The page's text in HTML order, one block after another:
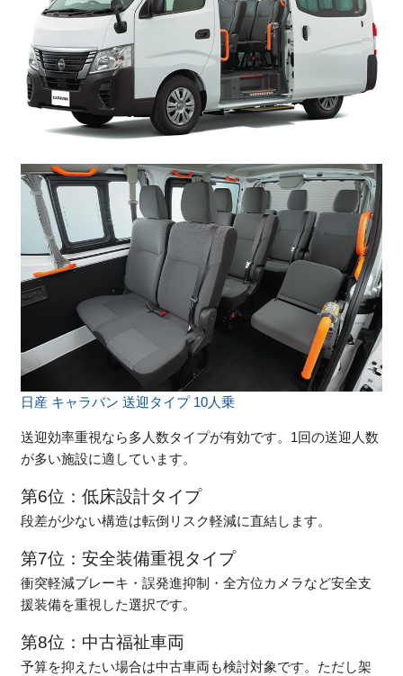
日産 キャラバン 送迎タイプ 10人乗
送迎効率重視なら多人数タイプが有効です。1回の送迎人数
が多い施設に適しています。
第6位：低床設計タイプ
段差が少ない構造は転倒リスク軽減に直結します。
第7位：安全装備重視タイプ
衝突軽減ブレーキ・誤発進抑制・全方位カメラなど安全支
援装備を重視した選択です。
第8位：中古福祉車両
予算を抑えたい場合は中古車両も検討対象です。ただし架